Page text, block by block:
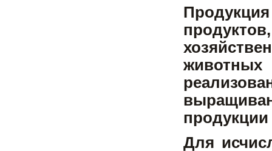
животных
Для